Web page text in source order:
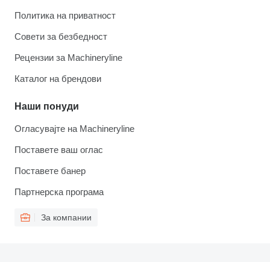
Политика на приватност
Совети за безбедност
Рецензии за Machineryline
Каталог на брендови
Наши понуди
Огласувајте на Machineryline
Поставете ваш оглас
Поставете банер
Партнерска програма
За компании